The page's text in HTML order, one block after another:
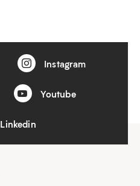
Instagram
Youtube
Linkedin